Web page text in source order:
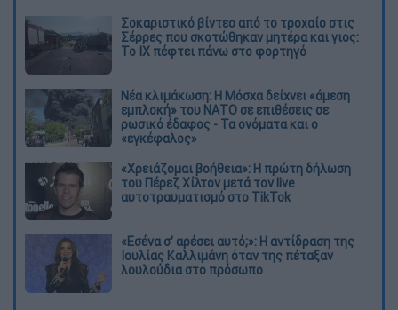
Σοκαριστικό βίντεο από το τροχαίο στις
Σέρρες που σκοτώθηκαν μητέρα και γιος:
Το ΙΧ πέφτει πάνω στο φορτηγό
Νέα κλιμάκωση: Η Μόσχα δείχνει «άμεση
εμπλοκή» του ΝΑΤΟ σε επιθέσεις σε
ρωσικό έδαφος - Τα ονόματα και ο
«εγκέφαλος»
«Χρειάζομαι βοήθεια»: Η πρώτη δήλωση
του Πέρεζ Χίλτον μετά τον live
αυτοτραυματισμό στο TikTok
«Εσένα σ’ αρέσει αυτό;»: Η αντίδραση της
Ιουλίας Καλλιμάνη όταν της πέταξαν
λουλούδια στο πρόσωπο